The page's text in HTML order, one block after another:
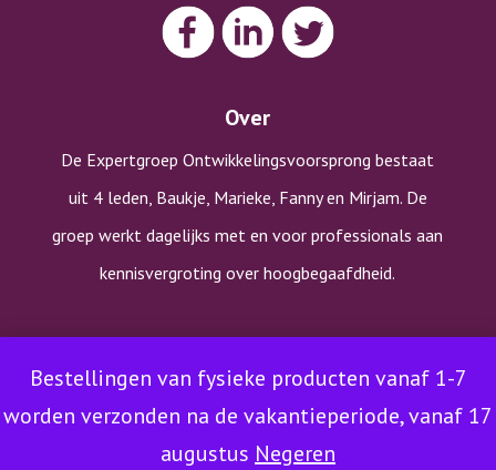
Bestellingen van fysieke producten vanaf 1-7
worden verzonden na de vakantieperiode, vanaf 17
augustus Negeren
Over
De Expertgroep Ontwikkelingsvoorsprong bestaat
uit 4 leden, Baukje, Marieke, Fanny en Mirjam. De
groep werkt dagelijks met en voor professionals aan
kennisvergroting over hoogbegaafdheid.
Copyright © Expertgroep Ontwikkelingsvoorsprong |
Algemene voorwaarden|Klachtenprocedure| Privacy-en
cookieverklaring|Disclaimer